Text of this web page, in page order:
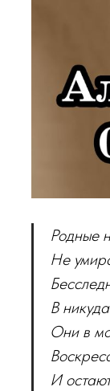
Родные
Не
В
Они в
И